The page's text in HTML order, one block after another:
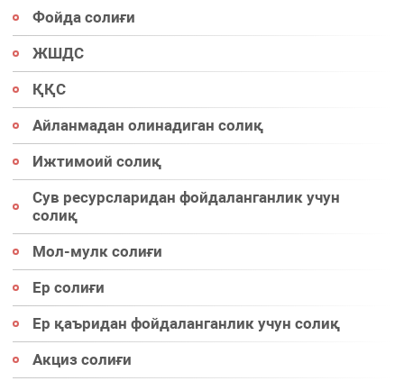
Фойда солиғи
ЖШДС
ҚҚС
Айланмадан олинадиган солиқ
Ижтимоий солиқ
Сув ресурсларидан фойдаланганлик учун
солиқ
Мол-мулк солиғи
Ер солиғи
Ер қаъридан фойдаланганлик учун солиқ
Акциз солиғи